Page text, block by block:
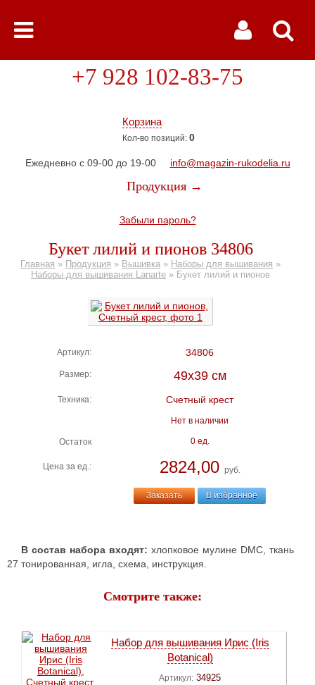
Корзина
Кол-во позиций: 0
+7 928 102-83-75
Ежедневно с 09-00 до 19-00 info@magazin-rukodelia.ru
Продукция →
Забыли пароль?
Букет лилий и пионов 34806
Главная » Продукция » Вышивка » Наборы для вышивания »
Наборы для вышивания Lanarte » Букет лилий и пионов
Артикул: 34806
Размер: 49х39 см
Техника: Счетный крест
Нет в наличии
Остаток 0 ед.
Цена за ед.: 2824,00 руб.
Заказать В избранное
В состав набора входят: хлопковое мулине DMC, ткань
27 тонированная, игла, схема, инструкция.
Смотрите также:
Набор для вышивания Ирис (Iris
Botanical)
Артикул: 34925